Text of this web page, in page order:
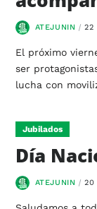
ATEJUNIN 22
El próximo
ser
lucha con
Jubilados
Día
ATEJUNIN 20